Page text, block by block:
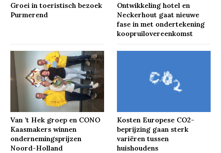
Groei in toeristisch bezoek
Purmerend
Ontwikkeling hotel en
Neckerhout gaat nieuwe
fase in met ondertekening
koopruilovereenkomst
Van ’t Hek groep en CONO
Kaasmakers winnen
ondernemingsprijzen
Noord-Holland
Kosten Europese CO2-
beprijzing gaan sterk
variëren tussen
huishoudens